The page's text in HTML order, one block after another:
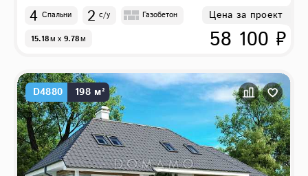
4 Спальни 2 с/у Газобетон
15.18м x 9.78м
Цена за проект
58 100 ₽
D4880 198 м²